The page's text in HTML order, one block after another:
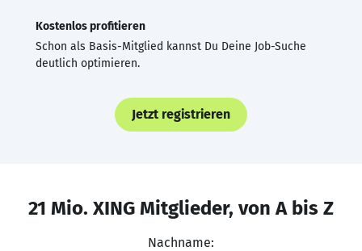
Kostenlos profitieren
Schon als Basis-Mitglied kannst Du Deine Job-Suche
deutlich optimieren.
Jetzt registrieren
21 Mio. XING Mitglieder, von A bis Z
Nachname: